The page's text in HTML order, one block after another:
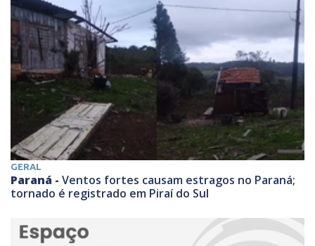
GERAL
Paraná - Ventos fortes causam estragos no Paraná;
tornado é registrado em Piraí do Sul